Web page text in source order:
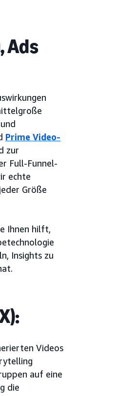
Ads
und
Prime Video-
zur
Full-Funnel-
echte
Größe
Ihnen hilft,
Insights zu
Videos
auf eine
die